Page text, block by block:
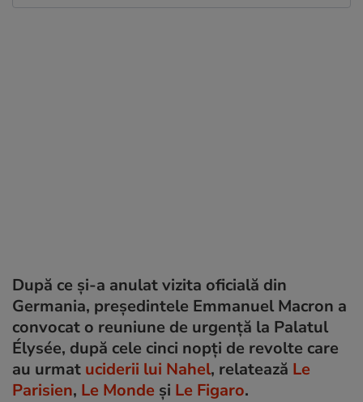
După ce și-a anulat vizita oficială din
Germania, președintele Emmanuel Macron a
convocat o reuniune de urgență la Palatul
Élysée, după cele cinci nopți de revolte care
au urmat uciderii lui Nahel, relatează Le
Parisien, Le Monde și Le Figaro.